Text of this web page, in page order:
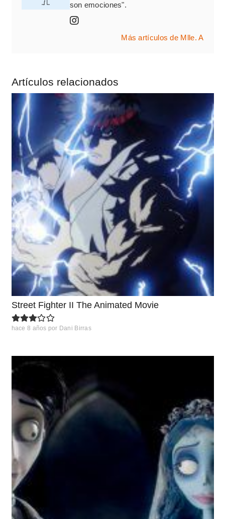
son emociones".
Más artículos de Mlle. A
Artículos relacionados
Street Fighter II The Animated Movie
hace 8 años por Dani Birras